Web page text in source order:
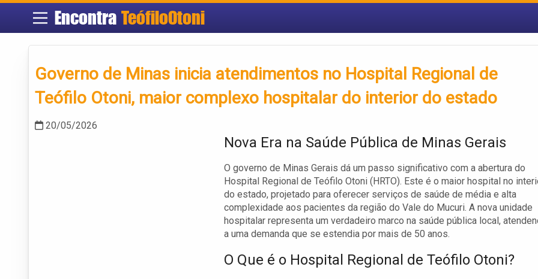
Encontra TeófiloOtoni
Governo de Minas inicia atendimentos no Hospital Regional de
Teófilo Otoni, maior complexo hospitalar do interior do estado
20/05/2026
Nova Era na Saúde Pública de Minas Gerais
O governo de Minas Gerais dá um passo significativo com a abertura do
Hospital Regional de Teófilo Otoni (HRTO). Este é o maior hospital no
do estado, projetado para oferecer serviços de saúde de média e alta
complexidade aos pacientes da região do Vale do Mucuri. A nova unidade
hospitalar representa um verdadeiro marco na saúde pública local,
a uma demanda que se estendia por mais de 50 anos.
O Que é o Hospital Regional de Teófilo Otoni?